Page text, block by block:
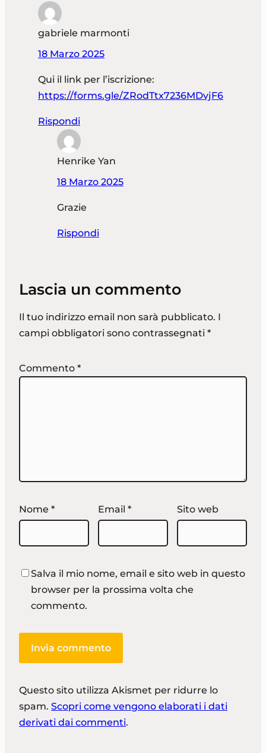
gabriele marmonti
18 Marzo 2025
Qui il link per l’iscrizione:
https://forms.gle/ZRodTtx7236MDvjF6
Rispondi
Henrike Yan
18 Marzo 2025
Grazie
Rispondi
Lascia un commento
Il tuo indirizzo email non sarà pubblicato. I
campi obbligatori sono contrassegnati *
Commento *
Nome * Email * Sito web
Salva il mio nome, email e sito web in questo
browser per la prossima volta che
commento.
Questo sito utilizza Akismet per ridurre lo
spam. Scopri come vengono elaborati i dati
derivati dai commenti.